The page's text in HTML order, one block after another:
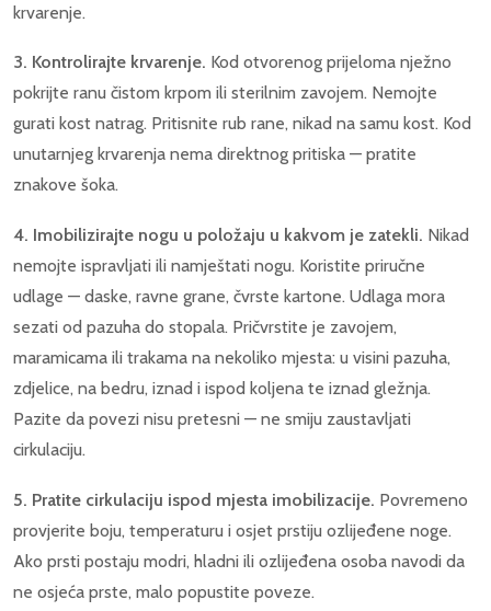
krvarenje.
3. Kontrolirajte krvarenje. Kod otvorenog prijeloma nježno
pokrijte ranu čistom krpom ili sterilnim zavojem. Nemojte
gurati kost natrag. Pritisnite rub rane, nikad na samu kost. Kod
unutarnjeg krvarenja nema direktnog pritiska — pratite
znakove šoka.
4. Imobilizirajte nogu u položaju u kakvom je zatekli. Nikad
nemojte ispravljati ili namještati nogu. Koristite priručne
udlage — daske, ravne grane, čvrste kartone. Udlaga mora
sezati od pazuha do stopala. Pričvrstite je zavojem,
maramicama ili trakama na nekoliko mjesta: u visini pazuha,
zdjelice, na bedru, iznad i ispod koljena te iznad gležnja.
Pazite da povezi nisu pretesni — ne smiju zaustavljati
cirkulaciju.
5. Pratite cirkulaciju ispod mjesta imobilizacije. Povremeno
provjerite boju, temperaturu i osjet prstiju ozlijeđene noge.
Ako prsti postaju modri, hladni ili ozlijeđena osoba navodi da
ne osjeća prste, malo popustite poveze.